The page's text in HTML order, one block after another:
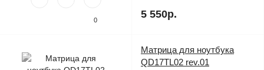
0 5 550р.
Матрица для ноутбука
QD17TL02 rev.01